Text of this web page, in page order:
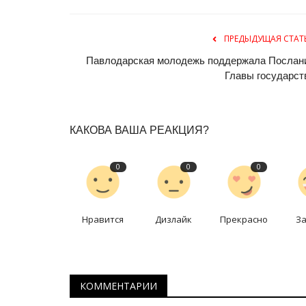
ПРЕДЫДУЩАЯ
Павлодарская молодежь поддержала
Главы
КАКОВА ВАША РЕАКЦИЯ?
0
Нравится
0
Дизлайк
0
Прекрасно
КОММЕНТАРИИ
велопутешествие...
Сентябрь 20, 2025 0 4200
Всё началось в далёком прошлом, когда